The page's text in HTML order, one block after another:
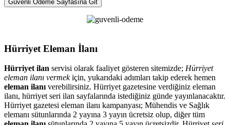
Hürriyet Eleman İlanı
Hürriyet ilan servisi olarak faaliyet gösteren sitemizde; Hürriyet
eleman ilanı vermekiçin, yukarıdaki adımları takip ederek hemen
eleman ilanı verebilirsiniz. Hürriyet gazetesine verdiğiniz eleman
ilanı, hürriyet seri ilan sayfalarında istediğiniz günde yayınlanacaktır.
Hürriyet gazetesi eleman ilanı kampanyası; Mühendis ve Sağlık
elemanı sütunlarında 2 yayına 3 yayın ücretsiz olup, diğer tüm